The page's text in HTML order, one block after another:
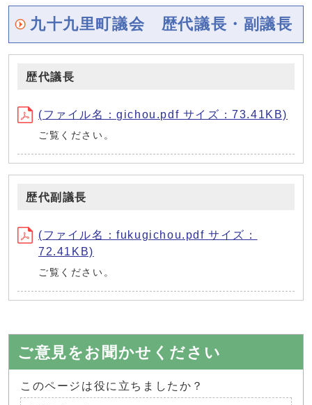
九十九里町議会 歴代議長・副議長
歴代議長
(ファイル名：gichou.pdf サイズ：73.41KB)
ご覧ください。
歴代副議長
(ファイル名：fukugichou.pdf サイズ：
72.41KB)
ご覧ください。
ご意見をお聞かせください
このページは役に立ちましたか？